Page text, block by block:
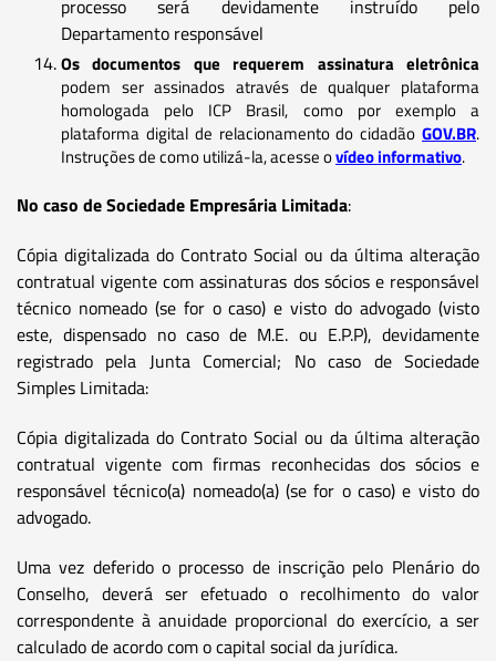
processo será devidamente instruído pelo
Departamento responsável
Os documentos que requerem assinatura eletrônica
podem ser assinados através de qualquer plataforma
homologada pelo ICP Brasil, como por exemplo a
plataforma digital de relacionamento do cidadão GOV.BR.
Instruções de como utilizá-la, acesse ovídeo informativo.
No caso de Sociedade Empresária Limitada:
Cópia digitalizada do Contrato Social ou da última alteração
contratual vigente com assinaturas dos sócios e responsável
técnico nomeado (se for o caso) e visto do advogado (visto
este, dispensado no caso de M.E. ou E.P.P), devidamente
registrado pela Junta Comercial; No caso de Sociedade
Simples Limitada:
Cópia digitalizada do Contrato Social ou da última alteração
contratual vigente com firmas reconhecidas dos sócios e
responsável técnico(a) nomeado(a) (se for o caso) e visto do
advogado.
Uma vez deferido o processo de inscrição pelo Plenário do
Conselho, deverá ser efetuado o recolhimento do valor
correspondente à anuidade proporcional do exercício, a ser
calculado de acordo com o capital social da jurídica.